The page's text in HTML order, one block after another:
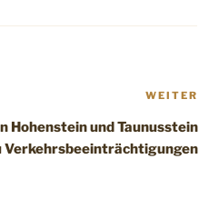
WEITER
Hohenstein und Taunusstein
Verkehrsbeeinträchtigungen